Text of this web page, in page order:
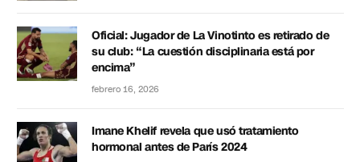
Oficial: Jugador de La Vinotinto es retirado de
su club: “La cuestión disciplinaria está por
encima”
febrero 16, 2026
Imane Khelif revela que usó tratamiento
hormonal antes de París 2024